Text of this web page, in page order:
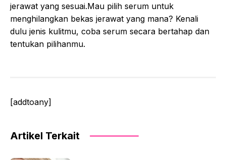
jerawat yang sesuai.Mau pilih serum untuk
menghilangkan bekas jerawat yang mana? Kenali
dulu jenis kulitmu, coba serum secara bertahap dan
tentukan pilihanmu.
[addtoany]
Artikel Terkait